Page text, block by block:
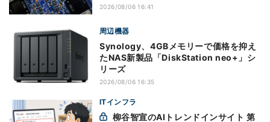
2026/08/06 16:41
周辺機器
Synology、4GBメモリーで価格を抑え
たNAS新製品「DiskStation neo+」シ
リーズ
2026/08/06 16:35
ITインフラ